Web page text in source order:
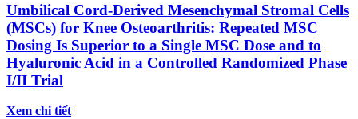
Umbilical Cord-Derived Mesenchymal Stromal Cells
(MSCs) for Knee Osteoarthritis: Repeated MSC
Dosing Is Superior to a Single MSC Dose and to
Hyaluronic Acid in a Controlled Randomized Phase
I/II Trial
Xem chi tiết